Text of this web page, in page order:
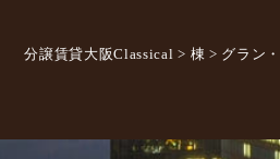
分譲賃貸大阪Classical > 棟 > グラン